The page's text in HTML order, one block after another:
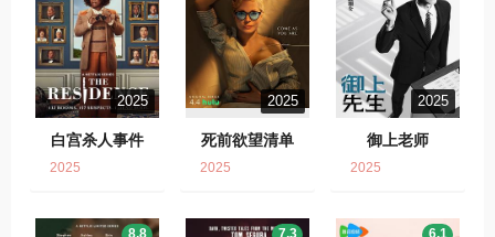
2025
白宫杀人事件
2025
2025
死前欲望清单
2025
2025
御上老师
2025